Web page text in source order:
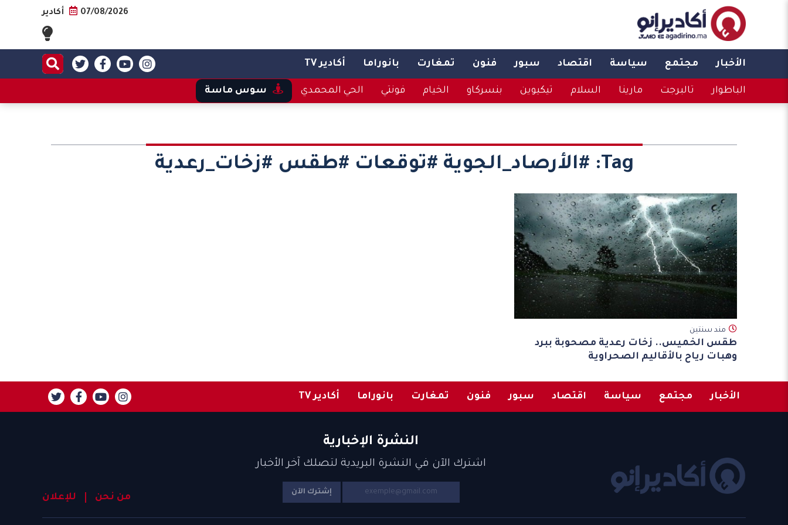
07/08/2026 أكادير
الأخبار مجتمع سياسة اقتصاد سبور فنون تمغارت بانوراما أكادير TV
الباطوار تالبرجت مارينا السلام تيكيوين بنسركاو الخيام فونتي الحي المحمدي سوس ماسة
Tag: #الأرصاد_الجوية #توقعات #طقس #زخات_رعدية
مند سنتين
طقس الخميس.. زخات رعدية مصحوبة ببرد
وهبات رياح بالأقاليم الصحراوية
الأخبار مجتمع سياسة اقتصاد سبور فنون تمغارت بانوراما أكادير TV
النشرة الإخبارية
اشترك الآن في النشرة البريدية لتصلك آخر الأخبار
إشترك الآن من نحن للإعلان